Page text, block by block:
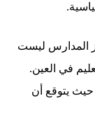
المدارس ليست
في العين.
حيث يتوقع أن